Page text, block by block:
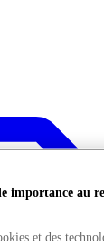
importance au
et des